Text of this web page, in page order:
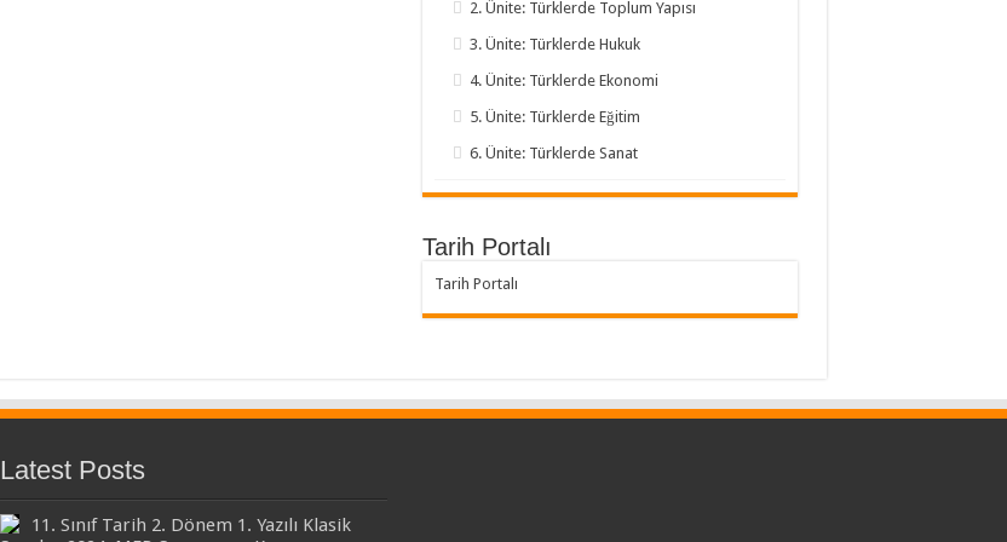
2. Ünite: Türklerde Toplum Yapısı
3. Ünite: Türklerde Hukuk
4. Ünite: Türklerde Ekonomi
5. Ünite: Türklerde Eğitim
6. Ünite: Türklerde Sanat
Tarih Portalı
Tarih Portalı
Latest Posts
11. Sınıf Tarih 2. Dönem 1. Yazılı Klasik